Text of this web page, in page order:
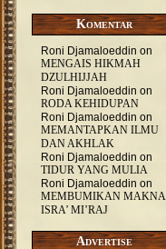
Komentar
Roni Djamaloeddin on
MENGAIS HIKMAH
DZULHIJJAH
Roni Djamaloeddin on
RODA KEHIDUPAN
Roni Djamaloeddin on
MEMANTAPKAN ILMU
DAN AKHLAK
Roni Djamaloeddin on
TIDUR YANG MULIA
Roni Djamaloeddin on
MEMBUMIKAN MAKNA
ISRA’ MI’RAJ
Advertise